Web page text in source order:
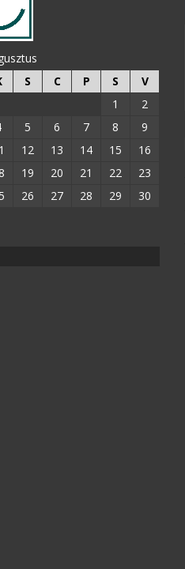
S C P S
V
1
2
5 6 7 8
9
12 13 14 15
16
19 20 21 22
23
26 27 28 29
30